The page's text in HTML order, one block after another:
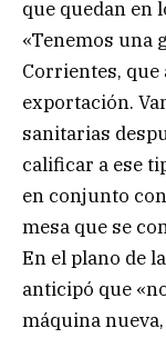
que quedan en
«Tenemos una
Corrientes,
exportación.
sanitarias
calificar a ese
en conjunto
mesa que se
En el plano de
anticipó que
máquina